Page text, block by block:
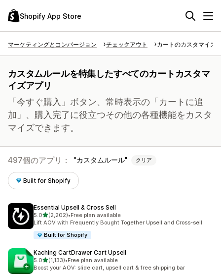
Shopify App Store
マーケティングとコンバージョン チェックアウト カートのカスタマイズ
カスタムルールを特集したすべてのカートカスタマ
イズアプリ
「今すぐ購入」ボタン、常時表示の「カートに追
加」、購入完了に役立つその他の各種機能をカスタ
マイズできます。
497個のアプリ： カスタムルール クリア
Built for Shopify
Essential Upsell & Cross Sell
5.05つ星中
(2,202)
合計レビュー数：2202件
•Free plan available
Lift AOV with Frequently Bought Together Upsell and Cross-sell
Built for Shopify
Kaching CartDrawer Cart Upsell
5.05つ星中
(1,133)
合計レビュー数：1133件
•Free plan available
Boost your AOV: slide cart, upsell cart & free shipping bar